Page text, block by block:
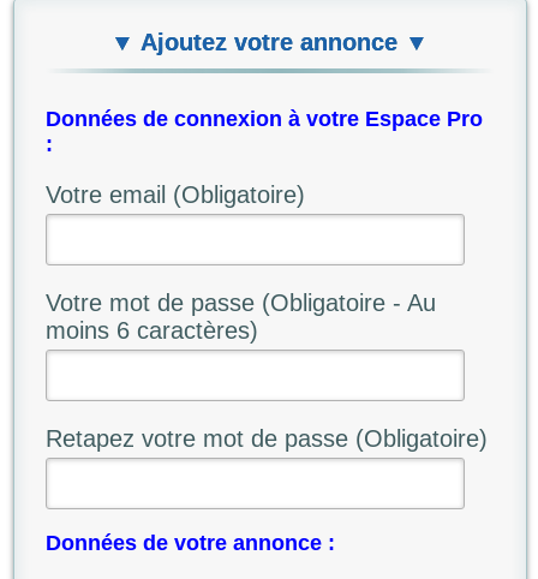
▼ Ajoutez votre annonce ▼
Données de connexion à votre Espace Pro
:
Votre email (Obligatoire)
Votre mot de passe (Obligatoire - Au
moins 6 caractères)
Retapez votre mot de passe (Obligatoire)
Données de votre annonce :